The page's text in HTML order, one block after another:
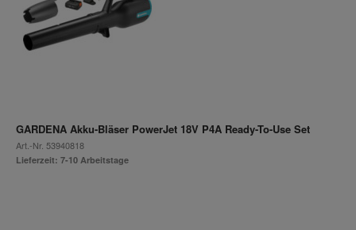
GARDENA Akku-Bläser PowerJet 18V P4A Ready-To-Use Set
Art.-Nr. 53940818
Lieferzeit: 7-10 Arbeitstage